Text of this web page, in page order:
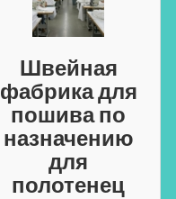
Швейная
фабрика для
пошива по
назначению
для
полотенец